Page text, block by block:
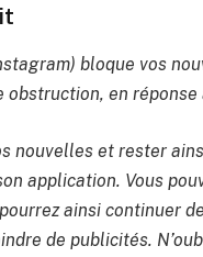
bloque vos
en réponse
nouvelles et rester
application. Vous
ainsi continuer
de publicités.